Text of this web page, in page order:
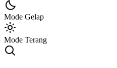
Mode Gelap
Mode Terang